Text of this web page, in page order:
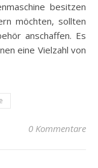
besitzen
möchten, sollten
anschaffen. Es
eine Vielzahl von
0 Kommentare